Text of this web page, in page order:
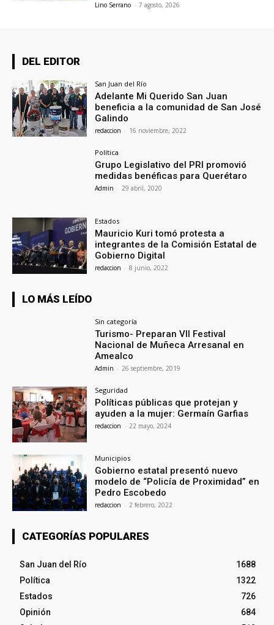
Lino Serrano - 7 agosto, 2026
DEL EDITOR
San Juan del Río
Adelante Mi Querido San Juan
beneficia a la comunidad de San José
Galindo
redaccion - 16 noviembre, 2022
Política
Grupo Legislativo del PRI promovió
medidas benéficas para Querétaro
Admin - 29 abril, 2020
Estados
Mauricio Kuri tomó protesta a
integrantes de la Comisión Estatal de
Gobierno Digital
redaccion - 8 junio, 2022
LO MÁS LEÍDO
Sin categoría
Turismo- Preparan VII Festival
Nacional de Muñeca Arresanal en
Amealco
Admin - 26 septiembre, 2019
Seguridad
Políticas públicas que protejan y
ayuden a la mujer: Germaín Garfias
redaccion - 22 mayo, 2024
Municipios
Gobierno estatal presentó nuevo
modelo de “Policía de Proximidad” en
Pedro Escobedo
redaccion - 2 febrero, 2022
CATEGORÍAS POPULARES
San Juan del Río
1688
Política
1322
Estados
726
Opinión
684